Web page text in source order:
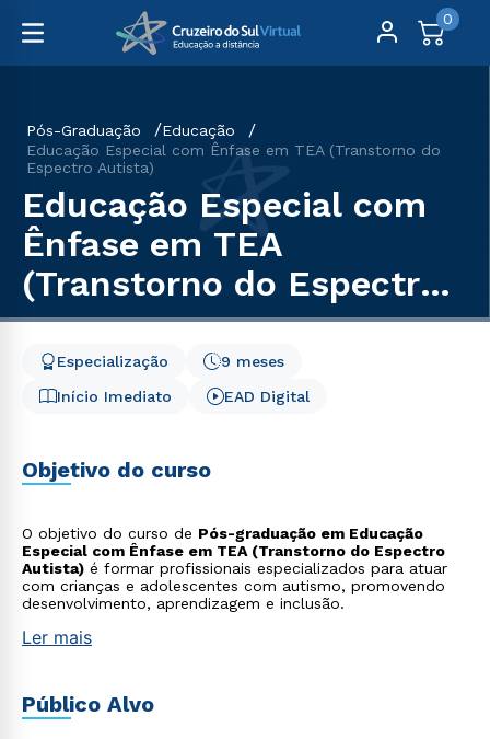
0
Pós-Graduação
Educação
Educação Especial com Ênfase em TEA (Transtorno do
Espectro Autista)
Educação Especial com
Ênfase em TEA
(Transtorno do Espectro
Autista)
Início Imediato
9 meses
Especialização
EAD Digital
Objetivo do curso
O objetivo do curso de Pós-graduação em Educação
Especial com Ênfase em TEA (Transtorno do Espectro
Autista) é formar profissionais especializados para atuar
com crianças e adolescentes com autismo, promovendo
desenvolvimento, aprendizagem e inclusão.
Ler mais
Público Alvo